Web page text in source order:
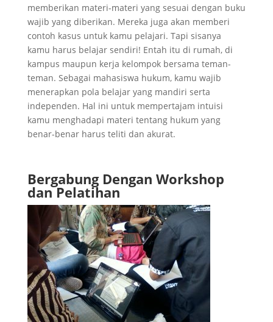
memberikan materi-materi yang sesuai dengan buku
wajib yang diberikan. Mereka juga akan memberi
contoh kasus untuk kamu pelajari. Tapi sisanya
kamu harus belajar sendiri! Entah itu di rumah, di
kampus maupun kerja kelompok bersama teman-
teman. Sebagai mahasiswa hukum, kamu wajib
menerapkan pola belajar yang mandiri serta
independen. Hal ini untuk mempertajam intuisi
kamu menghadapi materi tentang hukum yang
benar-benar harus teliti dan akurat.
Bergabung Dengan Workshop
dan Pelatihan